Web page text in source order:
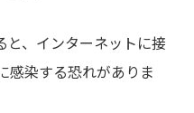
と、インターネットに接
感染する恐れがありま